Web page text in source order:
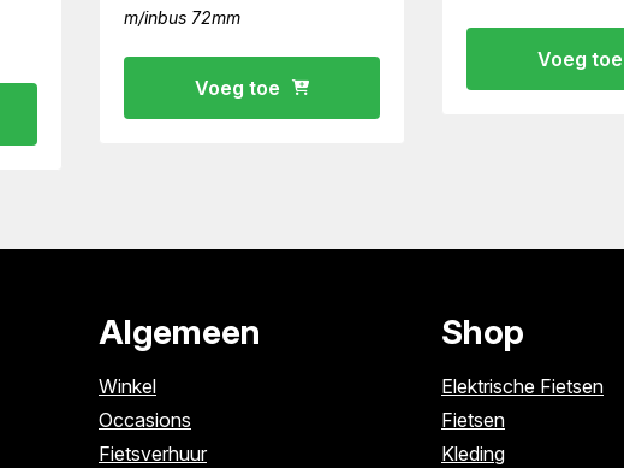
m/inbus 72mm
Voeg toe
Voeg toe
Algemeen
Winkel
Occasions
Fietsverhuur
Shop
Elektrische Fietsen
Fietsen
Kleding